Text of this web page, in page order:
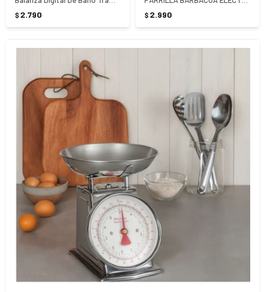
$ 2.790 $ 2.990